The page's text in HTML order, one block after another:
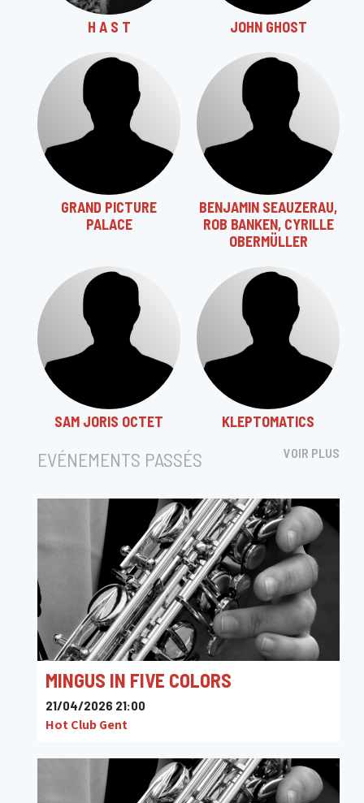
H A S T JOHN GHOST
GRAND PICTURE
PALACE
BENJAMIN SEAUZERAU,
ROB BANKEN, CYRILLE
OBERMÜLLER
SAM JORIS OCTET KLEPTOMATICS
EVÉNEMENTS PASSÉS VOIR PLUS
MINGUS IN FIVE COLORS
21/04/2026 21:00
Hot Club Gent